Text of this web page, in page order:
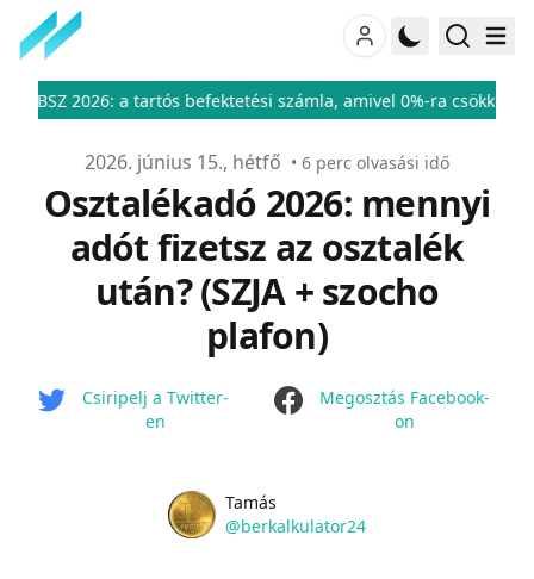
a tartós befektetési számla, amivel 0%-ra csökkentheted a
Publikálva
2026. június 15., hétfő • 6 perc olvasási idő
Osztalékadó 2026: mennyi
adót fizetsz az osztalék
után? (SZJA + szocho
plafon)
Csiripelj a Twitter-
en
facebook
Megosztás Facebook-
on
Name
Tamás
Twitter
@berkalkulator24